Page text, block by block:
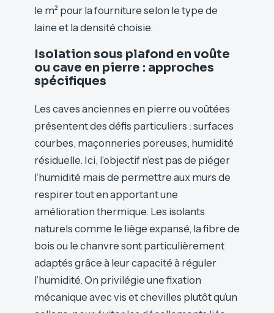
le m² pour la fourniture selon le type de
laine et la densité choisie.
Isolation sous plafond en voûte
ou cave en pierre : approches
spécifiques
Les caves anciennes en pierre ou voûtées
présentent des défis particuliers : surfaces
courbes, maçonneries poreuses, humidité
résiduelle. Ici, l’objectif n’est pas de piéger
l’humidité mais de permettre aux murs de
respirer tout en apportant une
amélioration thermique. Les isolants
naturels comme le liège expansé, la fibre de
bois ou le chanvre sont particulièrement
adaptés grâce à leur capacité à réguler
l’humidité. On privilégie une fixation
mécanique avec vis et chevilles plutôt qu’un